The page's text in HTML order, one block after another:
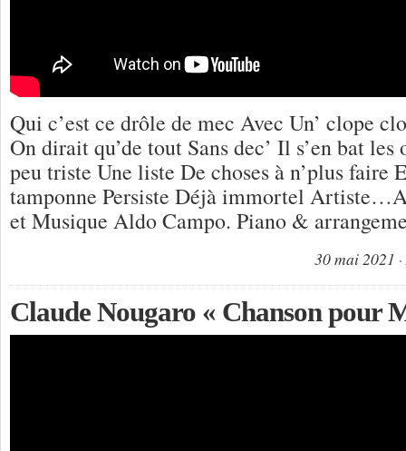
Qui c’est ce drôle de mec Avec Un’ clope
On dirait qu’de tout Sans dec’ Il s’en bat les
peu triste Une liste De choses à n’plus faire
tamponne Persiste Déjà immortel
et Musique Aldo Campo. Piano &
30 mai 2021
Claude Nougaro « Chanson pour